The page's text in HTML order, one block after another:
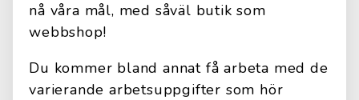
nå våra mål, med såväl butik som
webbshop!
Du kommer bland annat få arbeta med de
varierande arbetsuppgifter som hör